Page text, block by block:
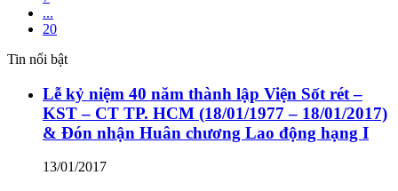
...
20
Tin nổi bật
Lễ kỷ niệm 40 năm thành lập Viện Sốt rét –
KST – CT TP. HCM (18/01/1977 – 18/01/2017)
& Đón nhận Huân chương Lao động hạng I
13/01/2017